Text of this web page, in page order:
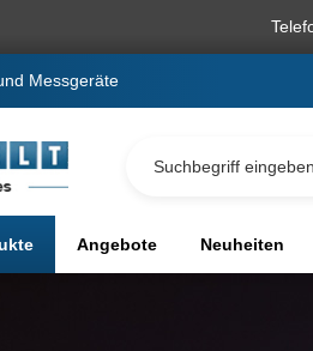
Messgeräte
Angebote Neuheiten